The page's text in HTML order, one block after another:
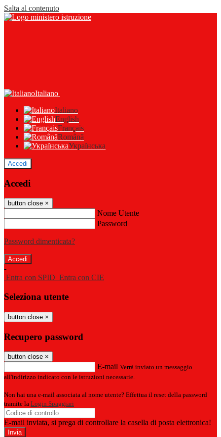
Salta al contenuto
Italiano
Italiano
English
Français
Română
Українська
Accedi
Accedi
button close ×
Nome Utente
Password
Password dimenticata?
-
Entra con SPID Entra con CIE
Seleziona utente
button close ×
Recupero password
button close ×
E-mail Verrà inviato un messaggio
all'indirizzo indicato con le istruzioni necessarie.
Non hai una e-mail associata al nome utente? Effettua il reset della password
tramite la Login Spaggiari
E-mail inviata, si prega di controllare la casella di posta elettronica!